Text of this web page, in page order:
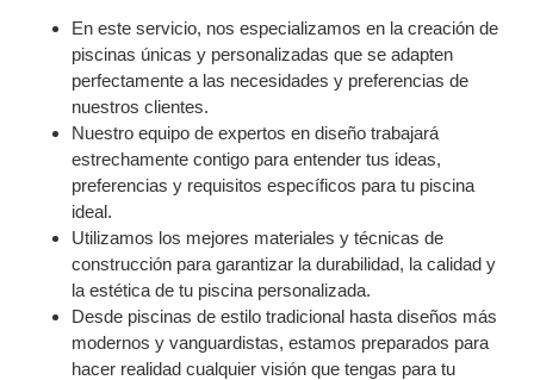
En este servicio, nos especializamos en la creación de
piscinas únicas y personalizadas que se adapten
perfectamente a las necesidades y preferencias de
nuestros clientes.
Nuestro equipo de expertos en diseño trabajará
estrechamente contigo para entender tus ideas,
preferencias y requisitos específicos para tu piscina
ideal.
Utilizamos los mejores materiales y técnicas de
construcción para garantizar la durabilidad, la calidad y
la estética de tu piscina personalizada.
Desde piscinas de estilo tradicional hasta diseños más
modernos y vanguardistas, estamos preparados para
hacer realidad cualquier visión que tengas para tu